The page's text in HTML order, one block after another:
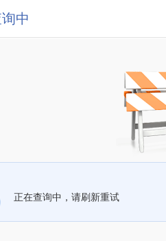
中
正在查询中，请刷新重试